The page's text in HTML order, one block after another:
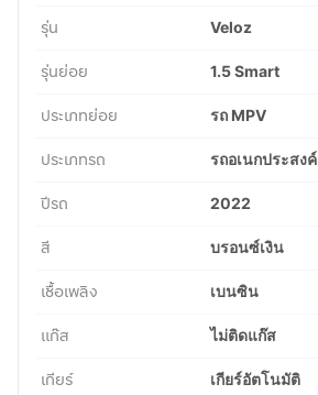
รุ่น Veloz
รุ่นย่อย 1.5 Smart
ประเภทย่อย รถ MPV
ประเภทรถ รถอเนกประสงค์
ปีรถ 2022
สี บรอนซ์เงิน
เชื้อเพลิง เบนซิน
แก๊ส ไม่ติดแก๊ส
เกียร์ เกียร์อัตโนมัติ